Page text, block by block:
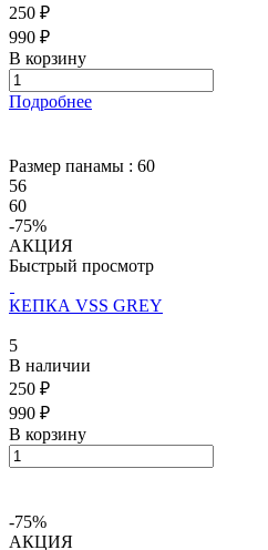
250 ₽
990 ₽
В корзину
Подробнее
Размер панамы : 60
56
60
-75%
АКЦИЯ
Быстрый просмотр
КЕПКА VSS GREY
5
В наличии
250 ₽
990 ₽
В корзину
-75%
АКЦИЯ